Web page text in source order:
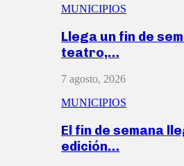
MUNICIPIOS
Llega un fin de
teatro,…
7 agosto, 2026
MUNICIPIOS
El fin de semana
edición…